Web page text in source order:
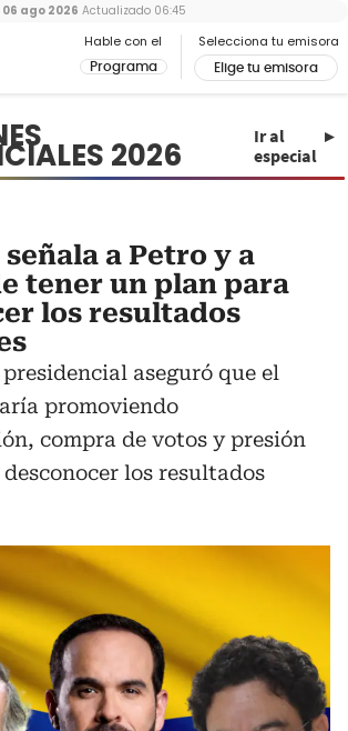
Hable con el
Programa
Selecciona tu emisora
Elige tu emisora
06 ago 2026 Actualizado 06:45
2026
Ir al
especial
a Petro y a
tener un plan para
los resultados
aseguró que el
promoviendo
compra de votos y presión
los resultados